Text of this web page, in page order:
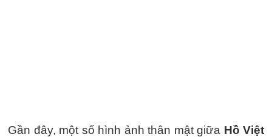
Gần đây, một số hình ảnh thân mật giữa Hồ Việt